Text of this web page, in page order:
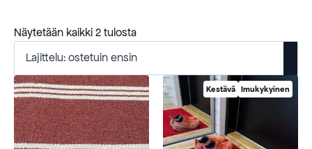
Näytetään kaikki 2 tulostaSuosituimmat
Kestävä Imukykyinen